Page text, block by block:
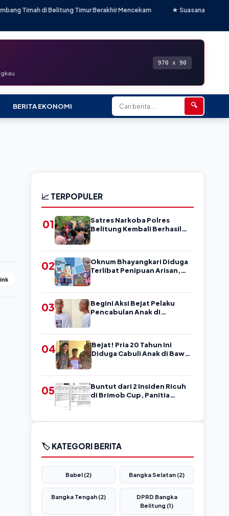
Belitung Timur Berakhir Mencekam ★ Suasana Tenang Mendadak
970 x 90
BERITA EKONOMI 🔍
📈 TERPOPULER
01
Satres Narkoba Polres
Belitung Kembali Berhasil
02
Oknum Bhayangkari Diduga
Terlibat Penipuan Arisan,
Korban?
03
Begini Aksi Bejat Pelaku
Pencabulan Anak di
04
Bejat! Pria 20 Tahun Ini
Diduga Cabuli Anak di Bawah
05
Buntut dari 2 Insiden Ricuh
di Brimob Cup, Panitia
🏷️ KATEGORI BERITA
Babel (2) Bangka Selatan (2)
Bangka Tengah (2)
DPRD Bangka
Belitung (1)